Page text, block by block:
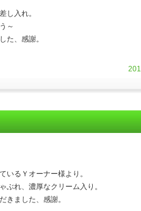
し入れ。
～
た、感謝。
いるＹオーナー様より。
ぶれ、濃厚なクリーム入り。
きました、感謝。